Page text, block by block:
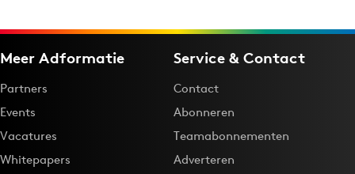
Meer Adformatie
Partners
Events
Vacatures
Whitepapers
Service & Contact
Contact
Abonneren
Teamabonnementen
Adverteren